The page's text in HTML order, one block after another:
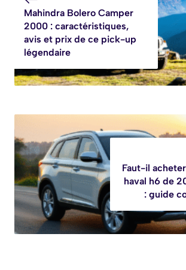
Mahindra Bolero Camper
2000 : caractéristiques,
avis et prix de ce pick-up
légendaire
Faut-il
haval h6 de
: guide